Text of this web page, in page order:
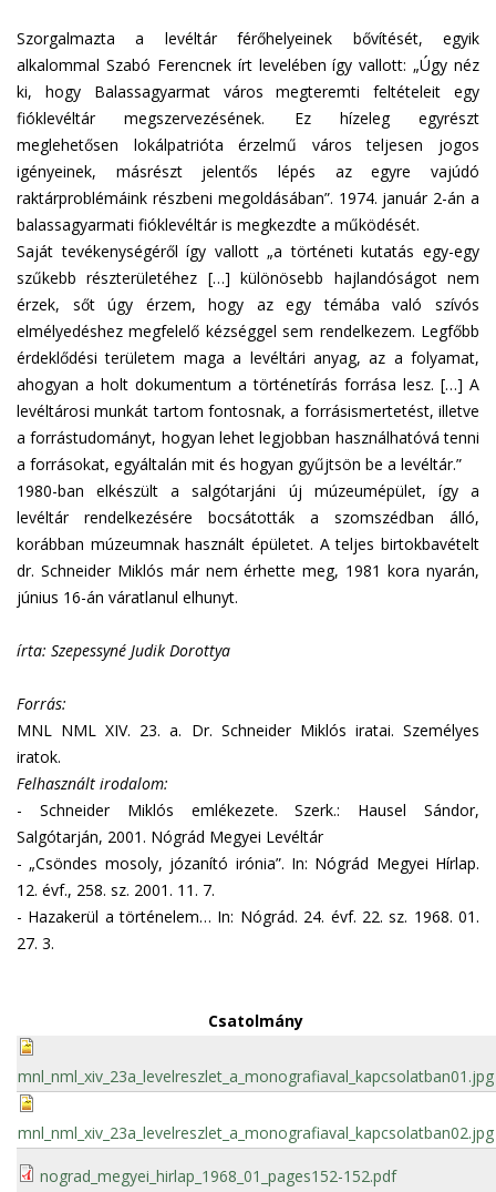
Szorgalmazta a levéltár férőhelyeinek bővítését, egyik
alkalommal Szabó Ferencnek írt levelében így vallott: „Úgy néz
ki, hogy Balassagyarmat város megteremti feltételeit egy
fióklevéltár megszervezésének. Ez hízeleg egyrészt
meglehetősen lokálpatrióta érzelmű város teljesen jogos
igényeinek, másrészt jelentős lépés az egyre vajúdó
raktárproblémáink részbeni megoldásában”. 1974. január 2-án a
balassagyarmati fióklevéltár is megkezdte a működését.
Saját tevékenységéről így vallott „a történeti kutatás egy-egy
szűkebb részterületéhez […] különösebb hajlandóságot nem
érzek, sőt úgy érzem, hogy az egy témába való szívós
elmélyedéshez megfelelő kézséggel sem rendelkezem. Legfőbb
érdeklődési területem maga a levéltári anyag, az a folyamat,
ahogyan a holt dokumentum a történetírás forrása lesz. […] A
levéltárosi munkát tartom fontosnak, a forrásismertetést, illetve
a forrástudományt, hogyan lehet legjobban használhatóvá tenni
a forrásokat, egyáltalán mit és hogyan gyűjtsön be a levéltár.”
1980-ban elkészült a salgótarjáni új múzeumépület, így a
levéltár rendelkezésére bocsátották a szomszédban álló,
korábban múzeumnak használt épületet. A teljes birtokbavételt
dr. Schneider Miklós már nem érhette meg, 1981 kora nyarán,
június 16-án váratlanul elhunyt.
írta: Szepessyné Judik Dorottya
Forrás:
MNL NML XIV. 23. a. Dr. Schneider Miklós iratai. Személyes
iratok.
Felhasznált irodalom:
-
Schneider Miklós emlékezete. Szerk.: Hausel Sándor,
Salgótarján, 2001. Nógrád Megyei Levéltár
- „Csöndes mosoly, józanító irónia”. In: Nógrád Megyei Hírlap.
12. évf., 258. sz. 2001. 11. 7.
- Hazakerül a történelem… In: Nógrád. 24. évf. 22. sz. 1968. 01.
27. 3.
Csatolmány
mnl_nml_xiv_23a_levelreszlet_a_monografiaval_kapcsolatban01.jpg
mnl_nml_xiv_23a_levelreszlet_a_monografiaval_kapcsolatban02.jpg
nograd_megyei_hirlap_1968_01_pages152-152.pdf